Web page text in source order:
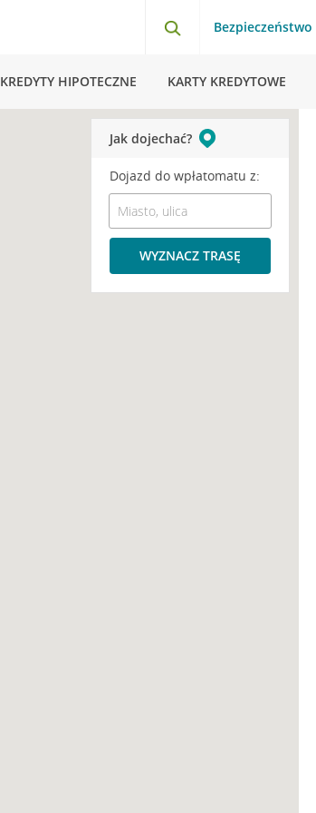
Bezpieczeństwo
KREDYTY HIPOTECZNE KARTY KREDYTOWE
Jak dojechać?
Dojazd do wpłatomatu z:
WYZNACZ TRASĘ